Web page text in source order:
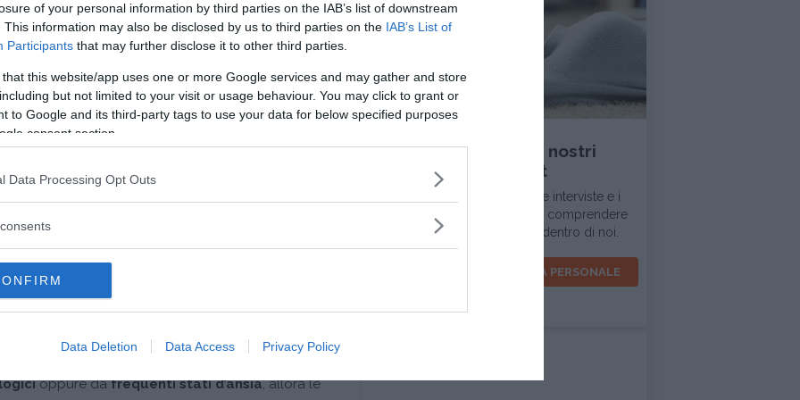
of your personal information by third parties on the IAB’s list of downstream
This information may also be disclosed by us to third parties on the IAB’s List of
Participants that may further disclose it to other third parties.
that this website/app uses one or more Google services and may gather and store
but not limited to your visit or usage behaviour. You may click to grant or
to Google and its third-party tags to use your data for below specified purposes
consent section.
Data Processing Opt Outs
Data Deletion Data Access Privacy Policy
ansia e digestione
le persone depresse tendono allastitichezza, a
cronicache sono soggette spesso a diarrea.
gastrointestinale superiore
i sintomi
ad una maggioresensibilità di
un stomaco “normale” dal punto di vista
senso di sazietà,
un lato a un’
sulladilatazione dello stomaco
meno rispetto a quando si mangia in perfetto
classico secerne alcune
provocando diarrea, nausea e vomito. Questa
l’organismo deve eliminare sostanze nocive,
oppure dafrequenti stati d’ansia, allora le
INTERVISTA
Ascolta tutti i nostri
podcast
In questa sezione trovi le interviste e i
dialoghi d'ispirazione per comprendere
la realtà intorno a noi e dentro di noi.
VOCI PER LA CRESCITA PERSONALE